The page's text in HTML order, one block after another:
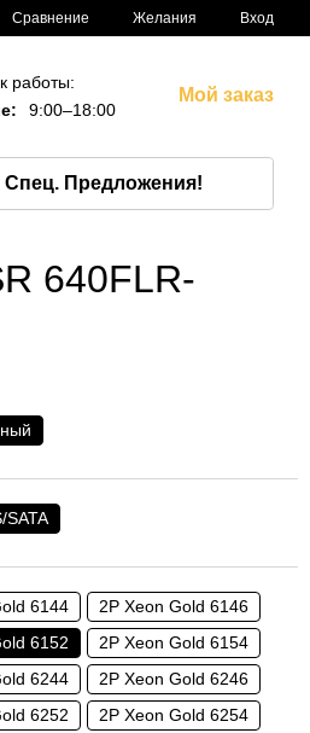
Сравнение Желания Вход
работы:
9:00–18:00
Мой заказ
Спец. Предложения!
640FLR-
SATA
6144
2P Xeon Gold 6146
6152
2P Xeon Gold 6154
6244
2P Xeon Gold 6246
6252
2P Xeon Gold 6254